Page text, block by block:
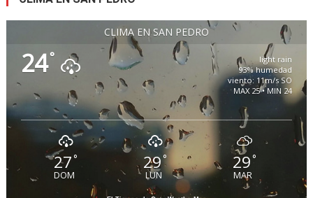
CLIMA EN SAN PEDRO
24°
light rain
93% humedad
viento: 11m/s SO
MAX 25 • MIN 24
27°
DOM
29 °
LUN
29°
MAR